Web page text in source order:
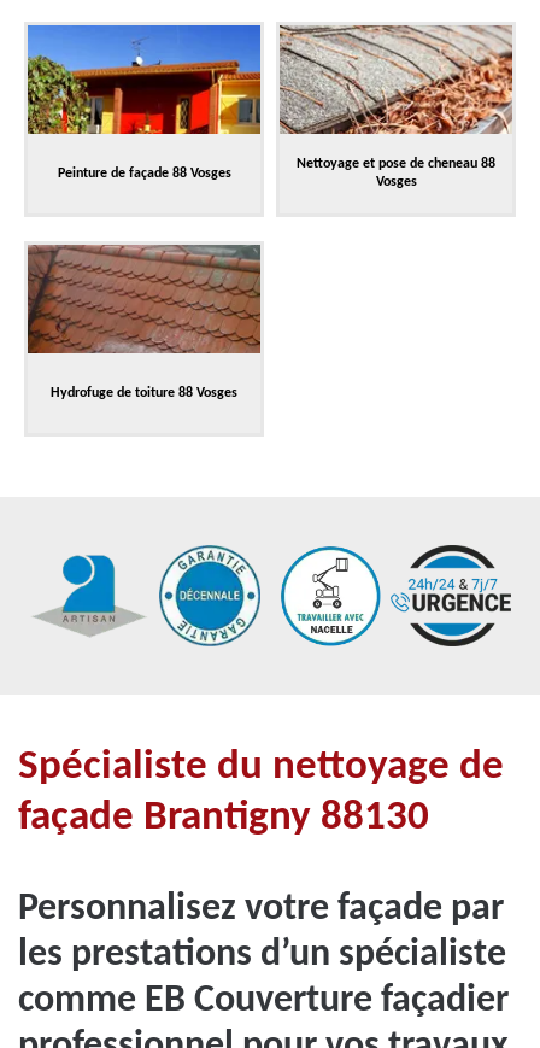
Peinture de façade 88 Vosges
Nettoyage et pose de cheneau 88
Vosges
Hydrofuge de toiture 88 Vosges
Spécialiste du nettoyage de
façade Brantigny 88130
Personnalisez votre façade par
les prestations d’un spécialiste
comme EB Couverture façadier